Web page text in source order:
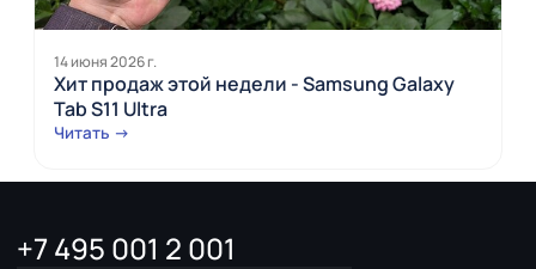
14 июня 2026 г.
Хит продаж этой недели - Samsung Galaxy
Tab S11 Ultra
Читать →
+7 495 001 2 001